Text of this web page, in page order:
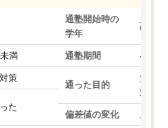
満
策
た
通塾開始時の
学年
高3
通塾期間 4ヵ月
通った目的
大学
対策
偏差値の変化 上が